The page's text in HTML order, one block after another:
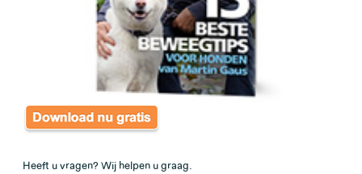
Heeft u vragen? Wij helpen u graag.